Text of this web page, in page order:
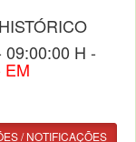
09:00:00 H -
EM
/ NOTIFICAÇÕES